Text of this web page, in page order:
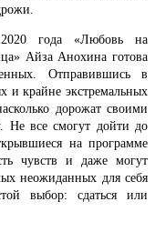
года «Любовь на
Айза Анохина готова
Отправившись в
и крайне экстремальных
дорожат своими
все смогут дойти до
на программе
чувств и даже могут
неожиданных для себя
выбор: сдаться или